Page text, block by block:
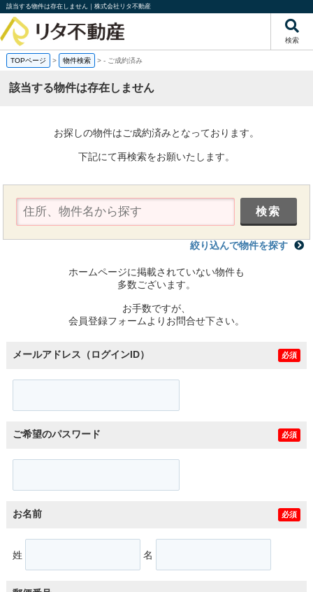
該当する物件は存在しません｜株式会社リタ不動産
検索
TOPページ > 物件検索 >- ご成約済み
該当する物件は存在しません
お探しの物件はご成約済みとなっております。
下記にて再検索をお願いたします。
絞り込んで物件を探す
ホームページに掲載されていない物件も
多数ございます。
お手数ですが、
会員登録フォームよりお問合せ下さい。
メールアドレス（ログインID） 必須
ご希望のパスワード 必須
お名前 必須
姓 名